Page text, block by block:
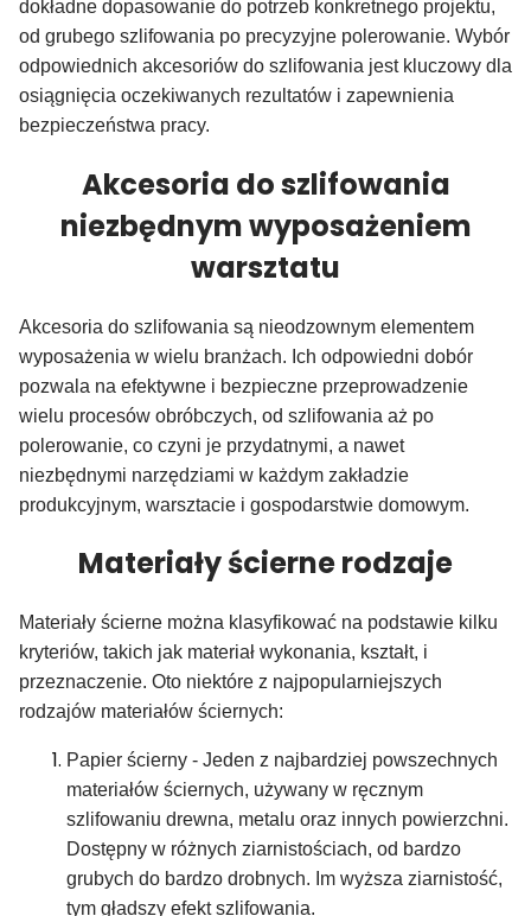
dokładne dopasowanie do potrzeb konkretnego projektu,
od grubego szlifowania po precyzyjne polerowanie. Wybór
odpowiednich akcesoriów do szlifowania jest kluczowy dla
osiągnięcia oczekiwanych rezultatów i zapewnienia
bezpieczeństwa pracy.
Akcesoria do szlifowania
niezbędnym wyposażeniem
warsztatu
Akcesoria do szlifowania są nieodzownym elementem
wyposażenia w wielu branżach. Ich odpowiedni dobór
pozwala na efektywne i bezpieczne przeprowadzenie
wielu procesów obróbczych, od szlifowania aż po
polerowanie, co czyni je przydatnymi, a nawet
niezbędnymi narzędziami w każdym zakładzie
produkcyjnym, warsztacie i gospodarstwie domowym.
Materiały ścierne rodzaje
Materiały ścierne można klasyfikować na podstawie kilku
kryteriów, takich jak materiał wykonania, kształt, i
przeznaczenie. Oto niektóre z najpopularniejszych
rodzajów materiałów ściernych:
Papier ścierny - Jeden z najbardziej powszechnych
materiałów ściernych, używany w ręcznym
szlifowaniu drewna, metalu oraz innych powierzchni.
Dostępny w różnych ziarnistościach, od bardzo
grubych do bardzo drobnych. Im wyższa ziarnistość,
tym gładszy efekt szlifowania.